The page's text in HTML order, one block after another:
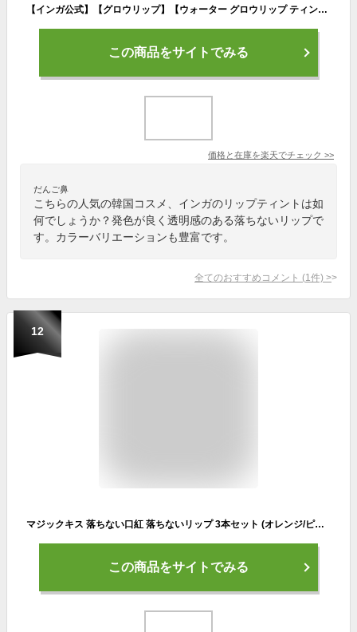
【インガ公式】【グロウリップ】【ウォーター グロウリップ ティント 選べる13種 】 INGA リップグロス リップティント 口紅 リップ 落ちない 透明 保湿 重ね塗り長時間 潤い キープ 密着 韓国 コスメ ブルべ イエベ インガ 飲み会リップ 落ちないリップ ミューテッド
この商品をサイトでみる
価格と在庫を楽天でチェック >>
だんご鼻
こちらの人気の韓国コスメ、インガのリップティントは如
何でしょうか？発色が良く透明感のある落ちないリップで
す。カラーバリエーションも豊富です。
全てのおすすめコメント (1 件) >
12
マジックキス 落ちない口紅 落ちないリップ 3本セット (オレンジ/ピンク/イエロー) 口紅 落ちない リップ リップティント MAGIC KISS WITH ALOE VERA HAWAII ハワイ コスメ ABC口紅 色が変わる口紅 マスク マスクにつかない口紅 おすすめ 落ちにくい口紅 プチプラ
この商品をサイトでみる